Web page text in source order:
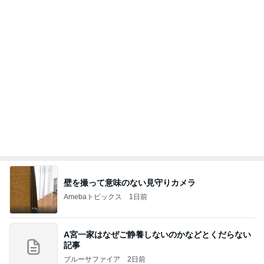
壁を撮って意味のない見守りカメラ
Amebaトピックス 1日前
A宮一家はなぜご静養しないのかなどとくだらない
記事
ブルーサファイア 2日前